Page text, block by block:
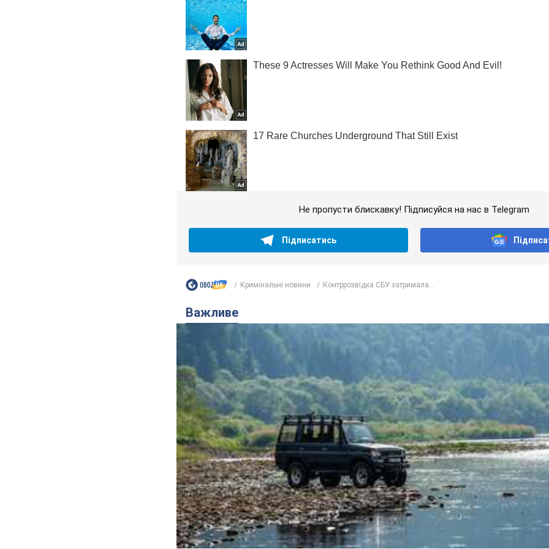
Не пропусти блискавку! Підписуйся на нас в Telegram
Підписатись
Кримінальні новини Контррозвідка СБУ затримала...
Важливе